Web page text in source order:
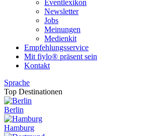
Eventlexikon
Newsletter
Jobs
Meinungen
Medienkit
Empfehlungsservice
Mit fiylo® präsent sein
Kontakt
Sprache
Top Destinationen
Berlin
Hamburg